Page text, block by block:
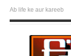
Ab life ke aur kareeb